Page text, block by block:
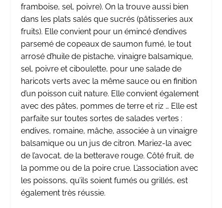
framboise, sel, poivre). On la trouve aussi bien
dans les plats salés que sucrés (pâtisseries aux
fruits). Elle convient pour un émincé d’endives
parsemé de copeaux de saumon fumé, le tout
arrosé d’huile de pistache, vinaigre balsamique,
sel, poivre et ciboulette, pour une salade de
haricots verts avec la même sauce ou en finition
d’un poisson cuit nature. Elle convient également
avec des pâtes, pommes de terre et riz … Elle est
parfaite sur toutes sortes de salades vertes :
endives, romaine, mâche, associée à un vinaigre
balsamique ou un jus de citron. Mariez-la avec
de l’avocat, de la betterave rouge. Côté fruit, de
la pomme ou de la poire crue. L’association avec
les poissons, qu’ils soient fumés ou grillés, est
également très réussie.